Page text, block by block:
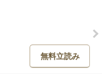
無料立読み